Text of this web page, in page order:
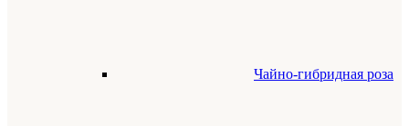
Чайно-гибридная роза